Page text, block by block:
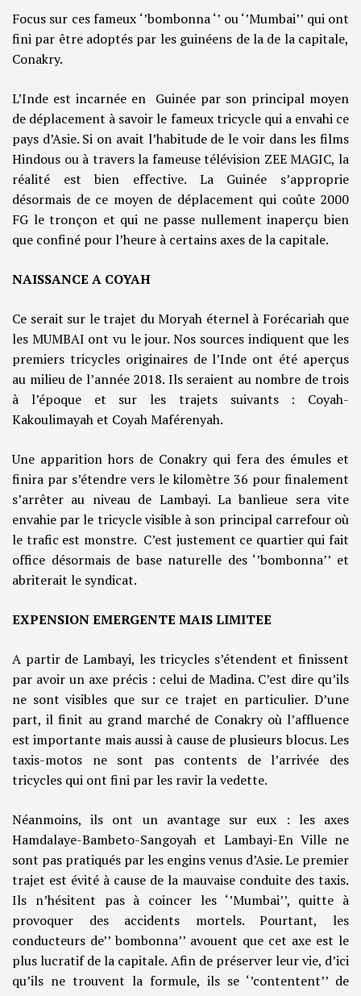
Focus sur ces fameux ‘’bombonna ‘’ ou ‘’Mumbai’’ qui ont
fini par être adoptés par les guinéens de la de la capitale,
Conakry.
L’Inde est incarnée en Guinée par son principal moyen
de déplacement à savoir le fameux tricycle qui a envahi ce
pays d’Asie. Si on avait l’habitude de le voir dans les films
Hindous ou à travers la fameuse télévision ZEE MAGIC, la
réalité est bien effective. La Guinée s’approprie
désormais de ce moyen de déplacement qui coûte 2000
FG le tronçon et qui ne passe nullement inaperçu bien
que confiné pour l’heure à certains axes de la capitale.
NAISSANCE A COYAH
Ce serait sur le trajet du Moryah éternel à Forécariah que
les MUMBAI ont vu le jour. Nos sources indiquent que les
premiers tricycles originaires de l’Inde ont été aperçus
au milieu de l’année 2018. Ils seraient au nombre de trois
à l’époque et sur les trajets suivants : Coyah-
Kakoulimayah et Coyah Maférenyah.
Une apparition hors de Conakry qui fera des émules et
finira par s’étendre vers le kilomètre 36 pour finalement
s’arrêter au niveau de Lambayi. La banlieue sera vite
envahie par le tricycle visible à son principal carrefour où
le trafic est monstre. C’est justement ce quartier qui fait
office désormais de base naturelle des ‘’bombonna’’ et
abriterait le syndicat.
EXPENSION EMERGENTE MAIS LIMITEE
A partir de Lambayi, les tricycles s’étendent et finissent
par avoir un axe précis : celui de Madina. C’est dire qu’ils
ne sont visibles que sur ce trajet en particulier. D’une
part, il finit au grand marché de Conakry où l’affluence
est importante mais aussi à cause de plusieurs blocus. Les
taxis-motos ne sont pas contents de l’arrivée des
tricycles qui ont fini par les ravir la vedette.
Néanmoins, ils ont un avantage sur eux : les axes
Hamdalaye-Bambeto-Sangoyah et Lambayi-En Ville ne
sont pas pratiqués par les engins venus d’Asie. Le premier
trajet est évité à cause de la mauvaise conduite des taxis.
Ils n’hésitent pas à coincer les ‘’Mumbai’’, quitte à
provoquer des accidents mortels. Pourtant, les
conducteurs de’’ bombonna’’ avouent que cet axe est le
plus lucratif de la capitale. Afin de préserver leur vie, d’ici
qu’ils ne trouvent la formule, ils se ‘’contentent’’ de